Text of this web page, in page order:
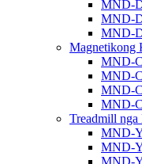
MND-
MND-
MND-
Magnetikong
MND-
MND-
MND-
MND-
Treadmill
MND-
MND-
MND-